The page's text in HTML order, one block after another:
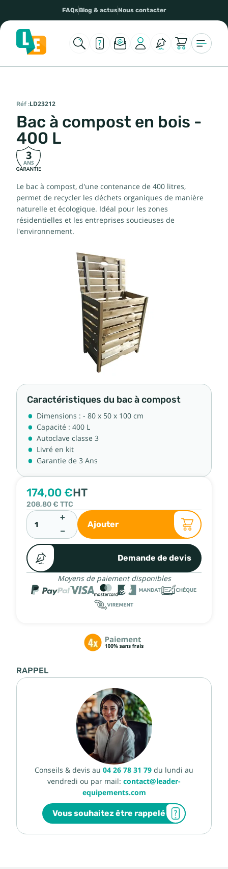
FAQsBlog & actusNous contacter
Réf :LD23212
Bac à compost en bois -
400 L
3
ANS
Le bac à compost, d'une contenance de 400 litres,
permet de recycler les déchets organiques de manière
naturelle et écologique. Idéal pour les zones
résidentielles et les entreprises soucieuses de
l'environnement.
Caractéristiques du bac à compost
Dimensions : - 80 x 50 x 100 cm
Capacité : 400 L
Autoclave classe 3
Livré en kit
Garantie de 3 Ans
174,00 €HT
208,80 € TTC
+
−
Ajouter
Demande de devis
Moyens de paiement disponibles
RAPPEL
Conseils & devis au 04 26 78 31 79 du lundi au
vendredi ou par mail: contact@leader-
equipements.com
Vous souhaitez être rappelé